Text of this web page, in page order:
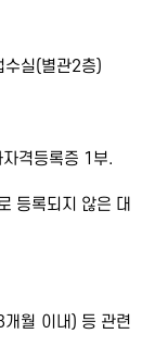
실(별관2층)
격등록증 1부.
등록되지 않은 대
월 이내) 등 관련